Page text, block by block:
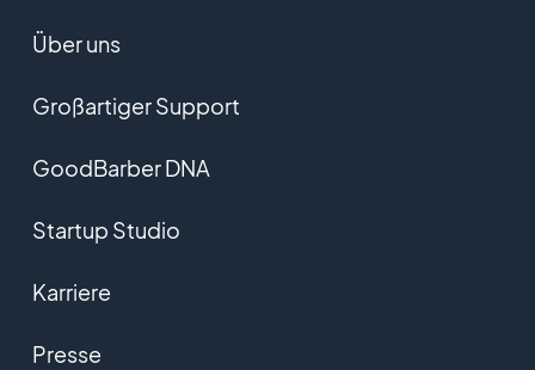
Über uns
Großartiger Support
GoodBarber DNA
Startup Studio
Karriere
Presse